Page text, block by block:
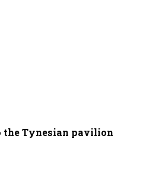
the Tynesian pavilion